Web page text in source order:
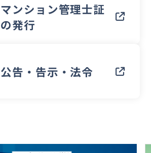
マンション管理士証
の発行
公告・告示・法令